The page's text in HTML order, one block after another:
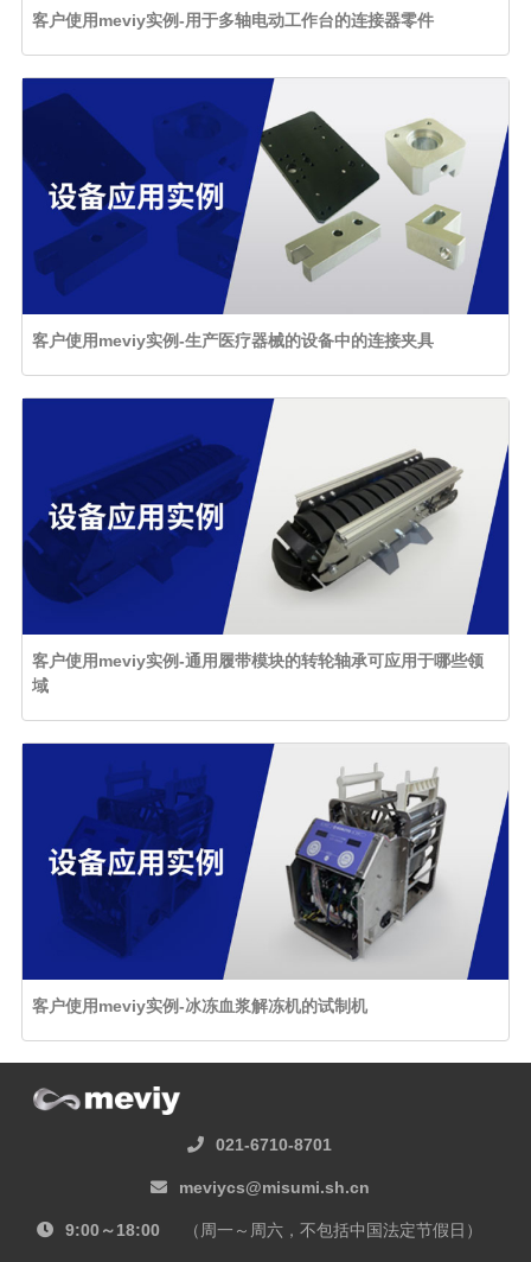
客户使用meviy实例-用于多轴电动工作台的连接器零件
客户使用meviy实例-生产医疗器械的设备中的连接夹具
客户使用meviy实例-通用履带模块的转轮轴承可应用于哪些领
域
客户使用meviy实例-冰冻血浆解冻机的试制机
021-6710-8701
meviycs@misumi.sh.cn
9:00～18:00 （周一～周六，不包括中国法定节假日）